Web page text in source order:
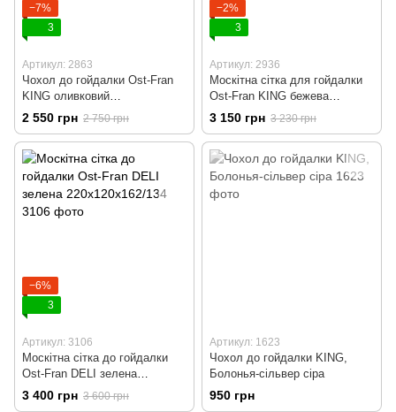
−7%
3
Артикул: 2863
Чохол до гойдалки Ost-Fran
KING оливковий
205х125х163/140
2 550 грн 2 750 грн
−2%
3
Артикул: 2936
Москітна сітка для гойдалки
Ost-Fran KING бежева
205х125х163/140
3 150 грн 3 230 грн
−6%
3
Артикул: 3106
Москітна сітка до гойдалки
Ost-Fran DELI зелена
220х120х162/134
3 400 грн 3 600 грн
Артикул: 1623
Чохол до гойдалки KING,
Болонья-сільвер cіра
950 грн